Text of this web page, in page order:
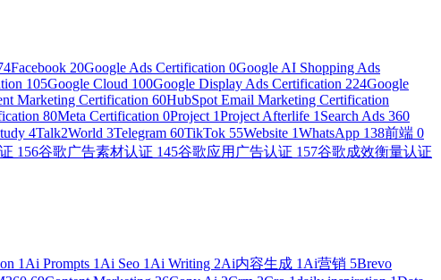
Facebook 20Google Ads Certification 0Google AI Shopping Ads
105Google Cloud 100Google Display Ads Certification 224Google
Marketing Certification 60HubSpot Email Marketing Certification
80Meta Certification 0Project 1Project Afterlife 1 Search Ads 360
4Talk2World 3Telegram 60TikTok 55Website 1WhatsApp 138前端 0
156谷歌广告素材认证 145谷歌应用广告认证 157谷歌成效衡量认证
1 Ai Prompts 1 Ai Seo 1 Ai Writing 2Ai内容生成 1 Ai营销 5Brevo